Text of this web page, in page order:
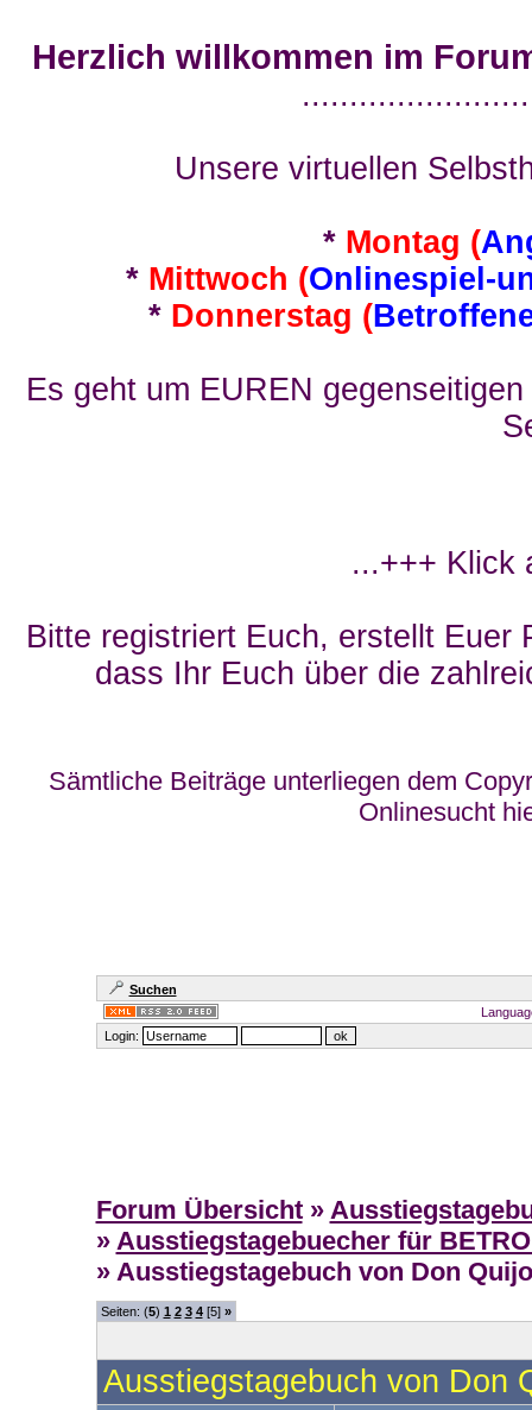
Herzlich willkommen im
Unsere virtuellen
* Montag (
* Mittwoch (Onlinespiel-
* Donnerstag (
Es geht um EUREN
...+++ Klick
Bitte registriert Euch, erstellt Euer
dass Ihr Euch über die
Sämtliche Beiträge unterliegen dem
Onlinesucht
Suchen
Login:
Forum Übersicht »
» Ausstiegstagebuecher für
» Ausstiegstagebuch von Don
Seiten: (5) 1 2 3 4[5] »
Ausstiegstagebuch von Don